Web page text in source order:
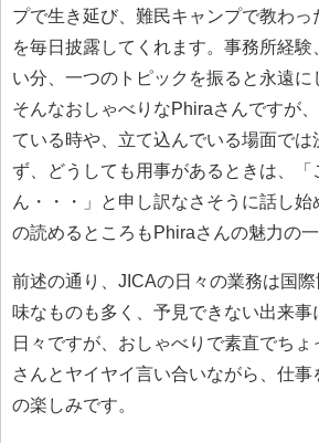
プで生き延び、難民キャンプで教わ
を毎日披露してくれます。事務所経
い分、一つのトピックを振ると永遠に
そんなおしゃべりなPhiraさんですが
ている時や、立て込んでいる場面では
ず、どうしても用事があるときは、「
ん・・・」と申し訳なさそうに話し
の読めるところもPhiraさんの魅力の一
前述の通り、JICAの日々の業務は国
味なものも多く、予見できない出来事
日々ですが、おしゃべりで素直でち
さんとヤイヤイ言い合いながら、仕事
の楽しみです。